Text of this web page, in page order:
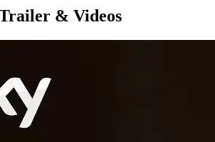
& Videos